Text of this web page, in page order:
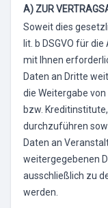
A) ZUR
Soweit dies
lit. b DSGVO für
mit Ihnen
Daten an Dritte
die Weitergabe
bzw.
durchzuführen
Daten an
weitergegebenen
ausschließlich zu
werden.